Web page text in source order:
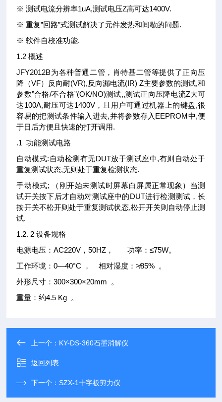
※ 测试电流分辨率1uA,测试电压Z高可达1400V.
※ 重复”回路”式测试解决了元件发热和间歇的问题.
※ 软件自校准功能.
1.2 概述
JFY2012B为各种普通二管，肖特基二管等提供了正向压
降（VF）反向耐(VR),反向漏电流(IR) Z主要参数的测试,和
参数”合格/不合格”(OK/NO)测试,,测试正向压降电流Z大可
达100A,耐压可达1400V，且用户可通过机器上的键盘,很
容易的把测试条件输入进去,并将参数存入EEPROM中,便
于日后方便且快速的打开调用.
.1 功能测试电路
自动模式:自动检测有无DUT放于测试座中,有则自动处于
重复测试状态,无则处于重复检测状态.
手动模式; （刚开始未测试时屏幕白屏属正常现象）当测
试开关按下后才自动对测试座中的DUT进行检测测试，长
按开关不松开则处于重复测试状态,松开开关则自动停止测
试.
1.2. 2 设备规格
电源电压：AC220V，50HZ， 功率：≤75W。
工作环境：0—40°C ， 相对湿度：≯85% 。
外形尺寸：300×300×20mm 。
重量：约4.5 Kg 。
上一个： KY-DS-360石墨消解仪
返回列表
下一个：SZX-1十字板剪力仪